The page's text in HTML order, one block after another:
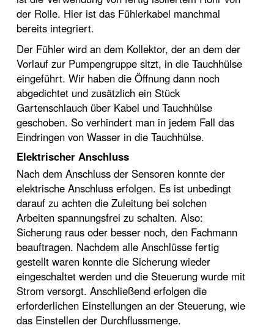
der Rolle. Hier ist das Fühlerkabel manchmal
bereits integriert.
Der Fühler wird an dem Kollektor, der an dem der
Vorlauf zur Pumpengruppe sitzt, in die Tauchhülse
eingeführt. Wir haben die Öffnung dann noch
abgedichtet und zusätzlich ein Stück
Gartenschlauch über Kabel und Tauchhülse
geschoben. So verhindert man in jedem Fall das
Eindringen von Wasser in die Tauchhülse.
Elektrischer Anschluss
Nach dem Anschluss der Sensoren konnte der
elektrische Anschluss erfolgen. Es ist unbedingt
darauf zu achten die Zuleitung bei solchen
Arbeiten spannungsfrei zu schalten. Also:
Sicherung raus oder besser noch, den Fachmann
beauftragen. Nachdem alle Anschlüsse fertig
gestellt waren konnte die Sicherung wieder
eingeschaltet werden und die Steuerung wurde mit
Strom versorgt. Anschließend erfolgen die
erforderlichen Einstellungen an der Steuerung, wie
das Einstellen der Durchflussmenge.